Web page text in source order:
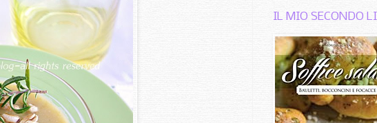
IL MIO SECONDO